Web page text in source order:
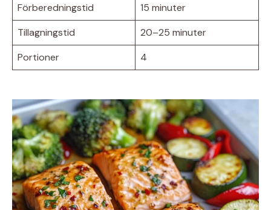
Förberedningstid
15 minuter
Tillagningstid
20–25 minuter
Portioner
4